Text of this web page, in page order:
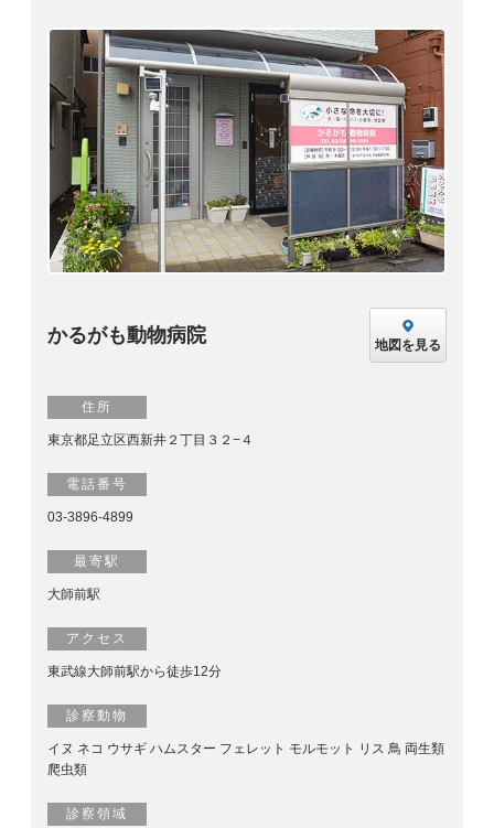
かるがも動物病院 地図を見る
住所
東京都足立区西新井２丁目３２−４
電話番号
03-3896-4899
最寄駅
大師前駅
アクセス
東武線大師前駅から徒歩12分
診察動物
イヌ ネコ ウサギ ハムスター フェレット モルモット リス 鳥 両生類
爬虫類
診察領域